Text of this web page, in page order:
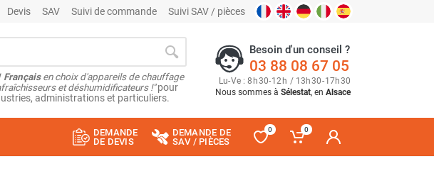
Devis SAV Suivi de commande Suivi SAV / pièces
Françaisen choix d'appareils de chauffage
et déshumidificateurs !"pour
administrations et particuliers.
Besoin d'un conseil ?
03 88 08 67 05
Lu-Ve : 8h30-12h / 13h30-17h30
Nous sommes à Sélestat, en Alsace
DEMANDE
DE DEVIS
DEMANDE DE
SAV / PIÈCES
0 0